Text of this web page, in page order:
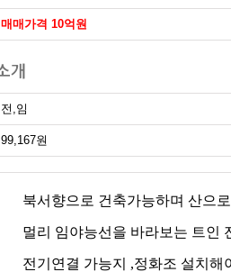
매매가격 10억원
전,임
99,167원
북서향으로 건축가능하며 산으
멀리 임야능선을 바라보는 트인
전기연결 가능지 ,정화조 설치